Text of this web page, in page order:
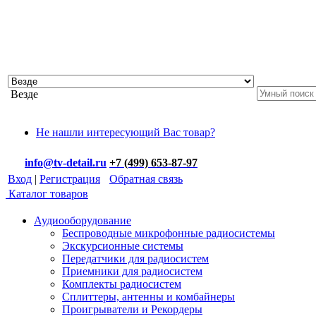
Везде
Не нашли интересующий Вас товар?
info@tv-detail.ru +7 (499) 653-87-97
Вход | Регистрация
Обратная связь
Каталог товаров
Аудиооборудование
Беспроводные микрофонные радиосистемы
Экскурсионные системы
Передатчики для радиосистем
Приемники для радиосистем
Комплекты радиосистем
Сплиттеры, антенны и комбайнеры
Проигрыватели и Рекордеры